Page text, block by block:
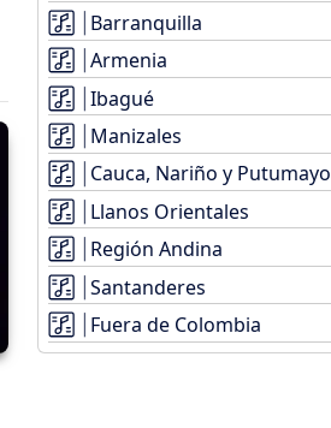
Barranquilla
Armenia
Ibagué
Manizales
Cauca, Nariño y Putumayo
Llanos Orientales
Región Andina
Santanderes
Fuera de Colombia